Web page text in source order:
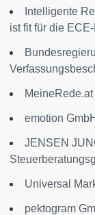
Intelligente
ist fit für die
emotion GmbH
JENSEN
Universal
pektogram